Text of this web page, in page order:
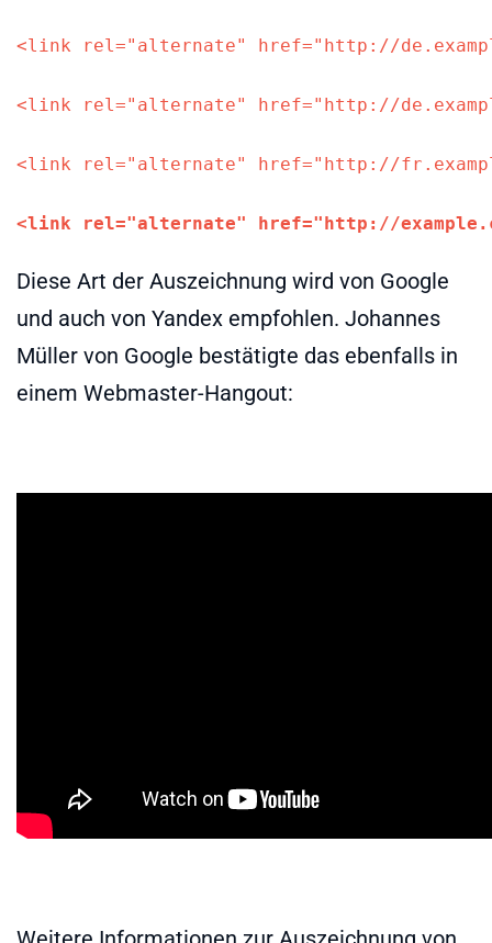
<link rel="alternate" href="http://
<link rel="alternate" href="http://
<link rel="alternate" href="http://
<link rel="alternate" href="http://
Diese Art der Auszeichnung wird von Google
und auch von Yandex empfohlen. Johannes
Müller von Google bestätigte das ebenfalls in
einem Webmaster-Hangout: